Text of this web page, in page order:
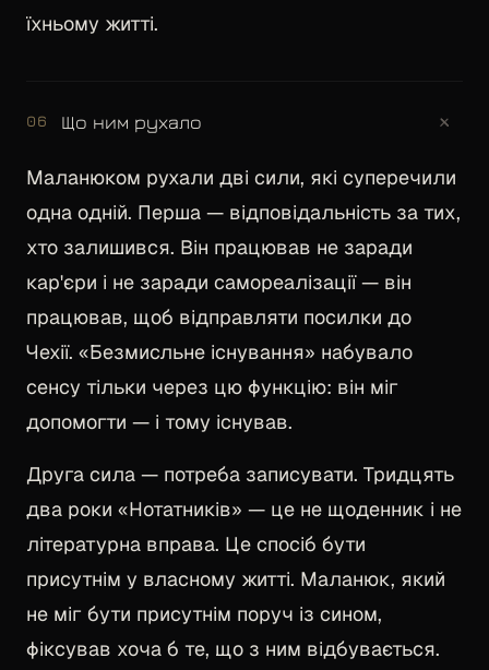
їхньому житті.
06 Що ним рухало +
Маланюком рухали дві сили, які суперечили
одна одній. Перша — відповідальність за тих,
хто залишився. Він працював не заради
кар'єри і не заради самореалізації — він
працював, щоб відправляти посилки до
Чехії. «Безмисльне існування» набувало
сенсу тільки через цю функцію: він міг
допомогти — і тому існував.
Друга сила — потреба записувати. Тридцять
два роки «Нотатників» — це не щоденник і не
літературна вправа. Це спосіб бути
присутнім у власному житті. Маланюк, який
не міг бути присутнім поруч із сином,
фіксував хоча б те, що з ним відбувається.